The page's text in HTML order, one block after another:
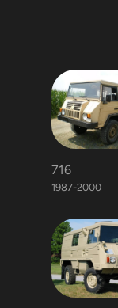
716
1987-2000